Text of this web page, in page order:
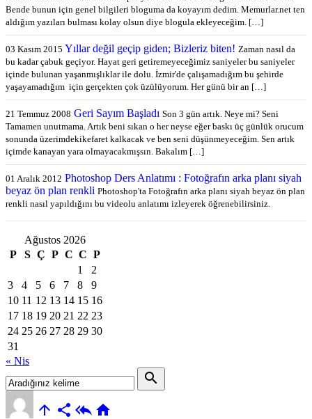
Bende bunun için genel bilgileri bloguma da koyayım dedim. Memurlar.net ten
aldığım yazıları bulması kolay olsun diye blogula ekleyeceğim. […]
03 Kasım 2015 Yıllar değil geçip giden; Bizleriz biten! Zaman nasıl da
bu kadar çabuk geçiyor. Hayat geri getiremeyeceğimiz saniyeler bu saniyeler
içinde bulunan yaşanmışlıklar ile dolu. İzmir'de çalışamadığım bu şehirde
yaşayamadığım için gerçekten çok üzülüyorum. Her günü bir an […]
21 Temmuz 2008 Geri Sayım Başladı Son 3 gün artık. Neye mi? Seni
Tamamen unutmama. Artık beni sıkan o her neyse eğer baskı üç günlük orucum
sonunda üzerimdekikefaret kalkacak ve ben seni düşünmeyeceğim. Sen artık
içimde kanayan yara olmayacakmışsın. Bakalım […]
01 Aralık 2012 Photoshop Ders Anlatımı : Fotoğrafın arka planı siyah
beyaz ön plan renkli Photoshop'ta Fotoğrafın arka planı siyah beyaz ön plan
renkli nasıl yapıldığını bu videolu anlatımı izleyerek öğrenebilirsiniz.
Ağustos 2026
P
S Ç P C C P
1
2
3
4 5 6 7 8
9
10 11 12 13 14 15 16
17 18 19 20 21 22 23
24 25 26 27 28 29 30
31
« Nis
search
   